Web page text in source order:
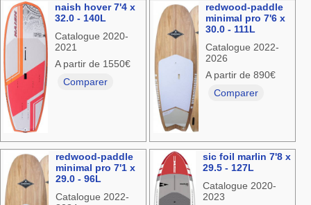
naish hover 7'4 x
32.0 - 140L
Catalogue 2020-
2021
A partir de 1550€
Comparer
redwood-paddle
minimal pro 7'6 x
30.0 - 111L
Catalogue 2022-
2026
A partir de 890€
Comparer
redwood-paddle
minimal pro 7'1 x
29.0 - 96L
Catalogue 2022-
sic foil marlin 7'8 x
29.5 - 127L
Catalogue 2020-
2023